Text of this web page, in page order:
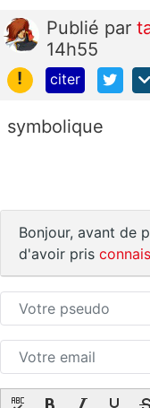
Publié par
14h55
!
citer
symbolique
Bonjour, avant de
d'avoir pris